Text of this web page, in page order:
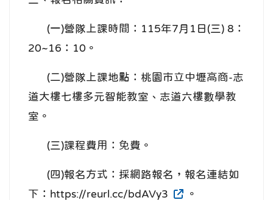
(一)營隊上課時間：115年7月1日(三) 8：
20~16：10。
(二)營隊上課地點：桃園市立中壢高商-志
道大樓七樓多元智能教室、志道六樓數學教
室。
(三)課程費用：免費。
(四)報名方式：採網路報名，報名連結如
下：https://reurl.cc/bdAVy3
。